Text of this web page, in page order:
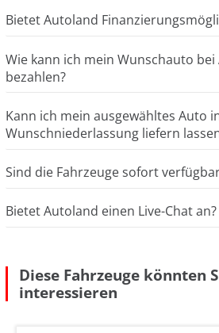
Bietet Autoland
Wie kann ich mein Wunschauto
bezahlen?
Kann ich mein ausgewähltes Auto
Wunschniederlassung liefern
Sind die Fahrzeuge sofort
Bietet Autoland einen Live-Chat an?
Diese Fahrzeuge könnten
interessieren